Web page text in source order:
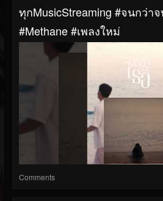
ทุกMusicStreaming #จนกว่า
#methane #เพลงใหม่
Comments